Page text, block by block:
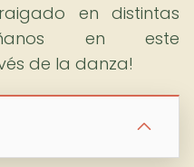
en distintas
en este
de la danza!